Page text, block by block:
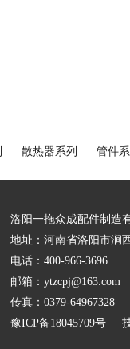
散热器系列 管件
洛阳一拖众成配件制造
地址：河南省洛阳市涧
电话：400-966-3696
邮箱：ytzcpj@163.com
传真：0379-64967328
豫ICP备18045709号 技